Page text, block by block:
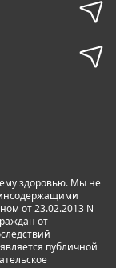
здоровью. Мы не
от 23.02.2013 N
от
публичной